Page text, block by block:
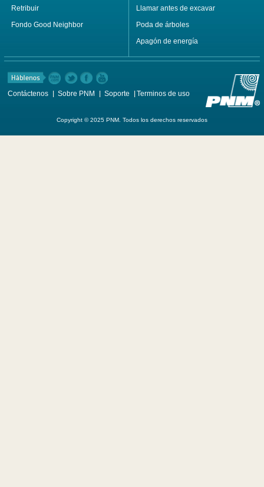
Retribuir
Fondo Good Neighbor
Llamar antes de excavar
Poda de árboles
Apagón de energía
Contáctenos Sobre PNM Soporte Terminos de uso
Copyright © 2025 PNM. Todos los derechos reservados